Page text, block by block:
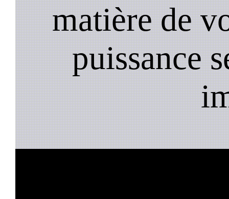
matière de
puissance